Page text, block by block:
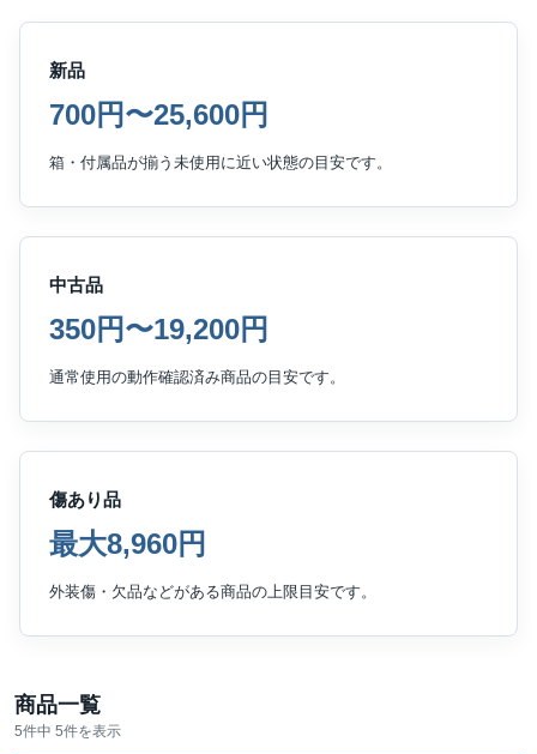
新品
700円〜25,600円
箱・付属品が揃う未使用に近い状態の目安です。
中古品
350円〜19,200円
通常使用の動作確認済み商品の目安です。
傷あり品
最大8,960円
外装傷・欠品などがある商品の上限目安です。
商品一覧
5件中 5件を表示